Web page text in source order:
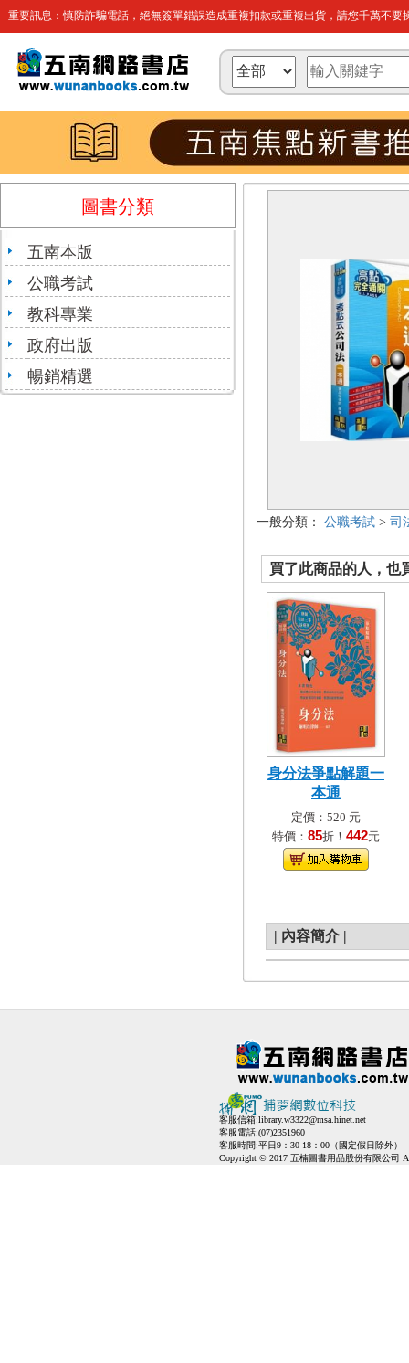
重要訊息：慎防詐騙電話，絕無簽單錯誤造成重複扣款或重複出貨，請您千萬不要
圖書分類
五南本版
公職考試
教科專業
政府出版
暢銷精選
一般分類： 公職考試 > 司
買了此商品的人，也
身分法爭點解題一
本通
定價：520 元
特價： 85折！ 442元
| 內容簡介 |
客服信箱:library.w3322@msa.hinet.net
客服電話:(07)2351960
客服時間:平日9：30-18：00（國定假日除外）
Copyright © 2017 五楠圖書用品股份有限公司